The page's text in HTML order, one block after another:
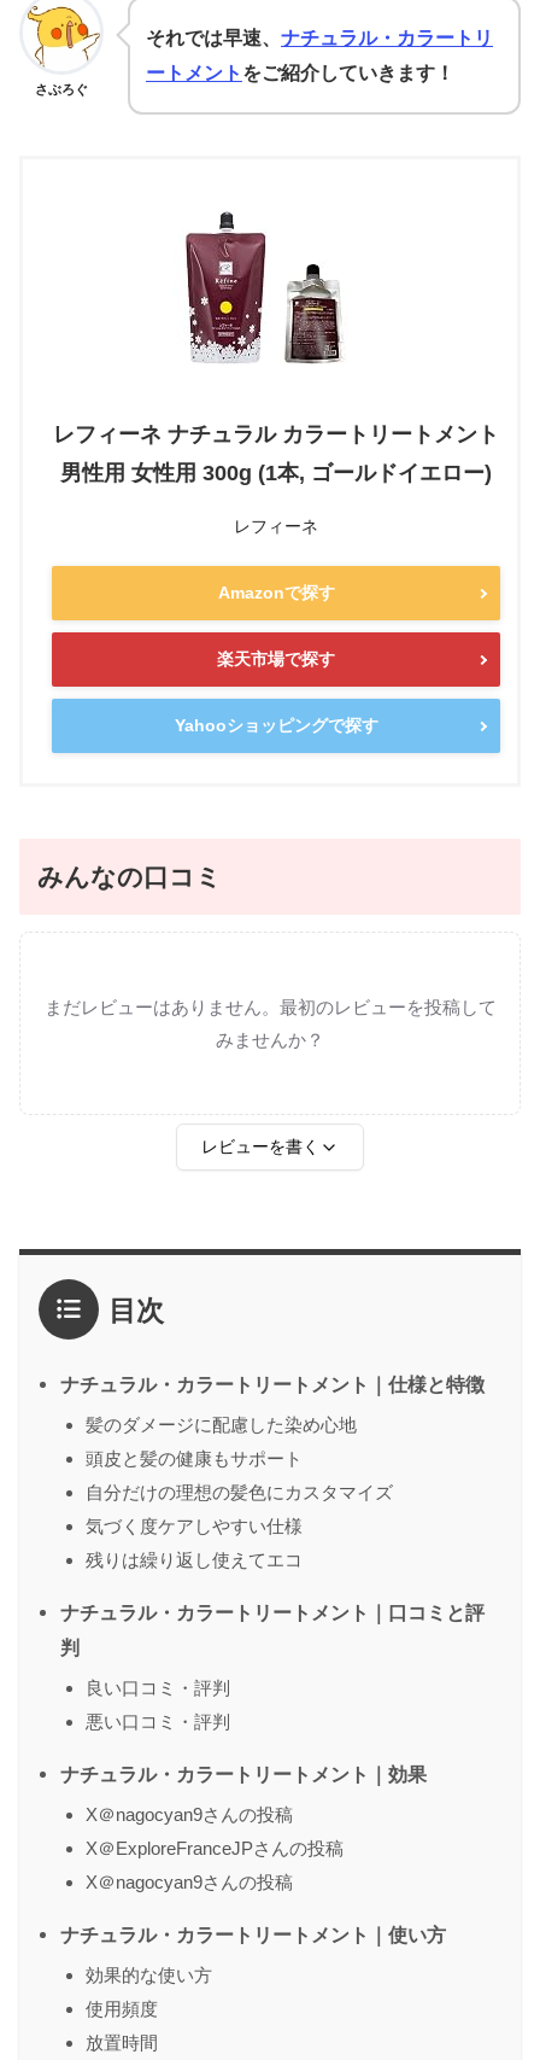
さぶろぐ
それでは早速、 ナチュラル・カラートリ
ートメント をご紹介していきます！
レフィーネ ナチュラル カラートリートメント
男性用 女性用 300g (1本, ゴールドイエロー)
レフィーネ
Amazonで探す
楽天市場で探す
Yahooショッピングで探す
みんなの口コミ
まだレビューはありません。最初のレビューを投稿して
みませんか？
レビューを書く
4点
3点
2点
1点
感想 * 目次
ナチュラル・カラートリートメント｜仕様と特徴
髪のダメージに配慮した染め心地
頭皮と髪の健康もサポート
自分だけの理想の髪色にカスタマイズ
気づく度ケアしやすい仕様
残りは繰り返し使えてエコ
ナチュラル・カラートリートメント｜口コミと評
判
良い口コミ・評判
悪い口コミ・評判
ナチュラル・カラートリートメント｜効果
X＠nagocyan9さんの投稿
X＠ExploreFranceJPさんの投稿
X＠nagocyan9さんの投稿
ナチュラル・カラートリートメント｜使い方
効果的な使い方
使用頻度
放置時間